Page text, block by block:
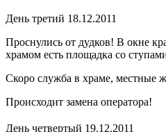
День третий 18.12.2011
Проснулись от дудков! В окне
храмом есть площадка со
Скоро служба в храме, местные
Происходит замена оператора!
День четвертый 19.12.2011